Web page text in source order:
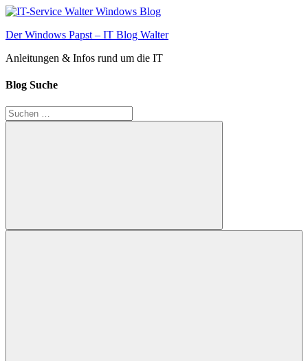
Zum
springen
Der Windows Papst – IT Blog Walter
Anleitungen & Infos rund um die IT
Blog Suche
Suchen
nach:
Suchen